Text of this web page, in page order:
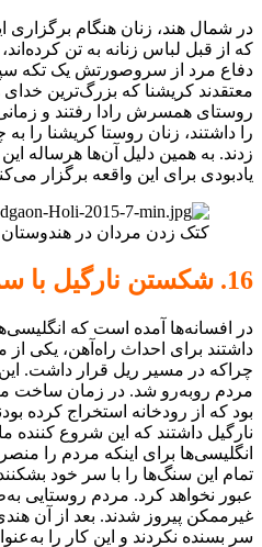
در شمال هند، زنان هنگام برگزاری
که از قبل لباس زنانه به تن
دفاع مرد از سروصورتش یک تکه
معتقدند کریشنا که بزرگ‌ترین
روستای همسرش رادا رفتند و
را داشتند، زنان روستا کریشنا را
زدند. به همین دلیل آن‌ها هرساله
یادبودی برای این واقعه برگزار
کتک زدن مردان در هندوستان
16. شکستن نارگیل با سر
در افسانه‌ها آمده است که
داشتند برای احداث راه‌آهن، یکی از
چراکه در مسیر ریل قرار داشت.
بود که از رودخانه استخراج کرده
نارگیل داشتند که این شروع کننده
انگلیسی‌ها برای اینکه مردم را
تمام این سنگ‌ها را با سر خود
عبور نخواهد کرد. مردم روستایی
غیرممکن پیروز شدند. بعد از آن
سر بسنده نکردند و این کار را